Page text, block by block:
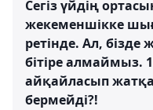
Сегіз үйдің
жекеменшікке
ретінде. Ал, бізде
бітіре алмаймыз.
айқайласып
бермейді?!